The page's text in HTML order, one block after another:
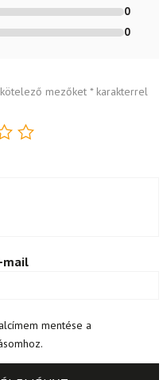
0
0
mezőket *karakterrel
mail
mentése a